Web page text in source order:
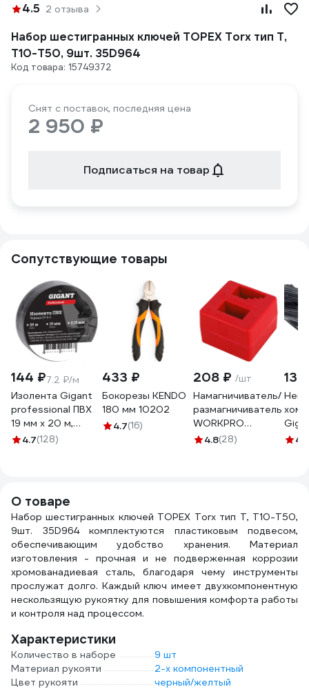
4.5 2 отзыва
Набор шестигранных ключей TOPEX Torx тип Т,
T10-T50, 9шт. 35D964
Код товара: 15749372
Снят с поставок, последняя цена
2 950 ₽
Подписаться на товар
Сопутствующие товары
144 ₽7.2 ₽/м
Изолента Gigant
professional ПВХ
19 мм х 20 м,
черная GT-0-3
4.7(128)
433 ₽
Бокорезы KENDO
180 мм 10202
4.7(16)
208 ₽ /шт
Намагничиватель/
размагничиватель
WORKPRO
WP221064
4.8(28) 4.2
О товаре
Набор шестигранных ключей TOPEX Torx тип Т, T10-T50,
9шт. 35D964 комплектуются пластиковым подвесом,
обеспечивающим удобство хранения. Материал
изготовления - прочная и не подверженная коррозии
хромованадиевая сталь, благодаря чему инструменты
прослужат долго. Каждый ключ имеет двухкомпонентную
нескользящую рукоятку для повышения комфорта работы
и контроля над процессом.
Характеристики
Количество в наборе
9 шт
Материал рукояти
2-х компонентный
Цвет рукояти
черный/желтый